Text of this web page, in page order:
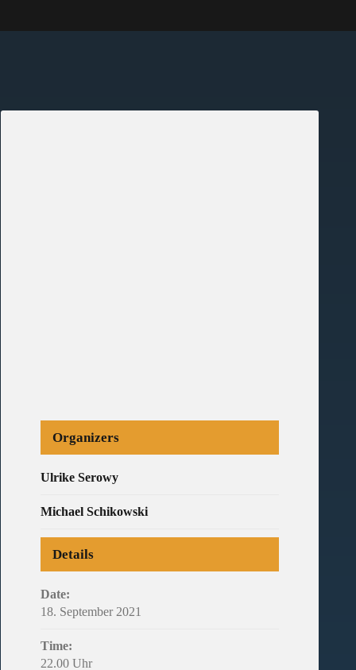
Organizers
Ulrike Serowy
Michael Schikowski
Details
Date:
18. September 2021
Time:
22.00 Uhr